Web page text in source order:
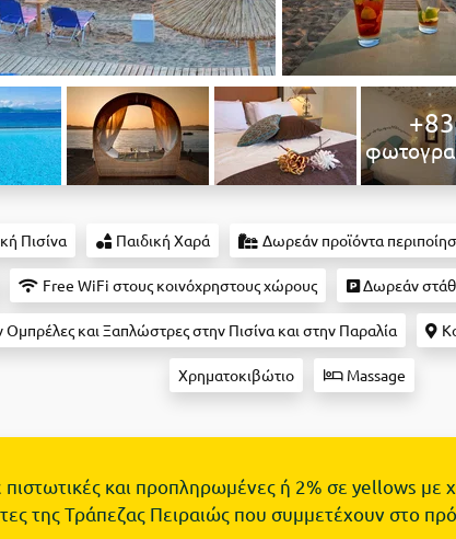
+83
Πισίνα Παιδική Χαρά Δωρεάν προϊόντα
Free WiFi στους κοινόχρηστους χώρους Δωρεάν
και Ξαπλώστρες στην Πισίνα και στην Παραλία
Χρηματοκιβώτιο Massage
και προπληρωμένες ή 2% σε yellows με
της Τράπεζας Πειραιώς που συμμετέχουν στο